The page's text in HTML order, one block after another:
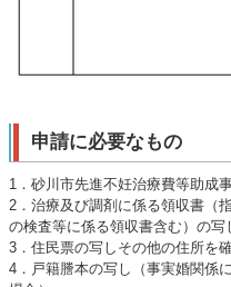
申請に必要なもの
1．砂川市先進不妊治療費等助成
2．治療及び調剤に係る領収書（
の検査等に係る領収書含む）の写
3．住民票の写しその他の住所を
4．戸籍謄本の写し（事実婚関係